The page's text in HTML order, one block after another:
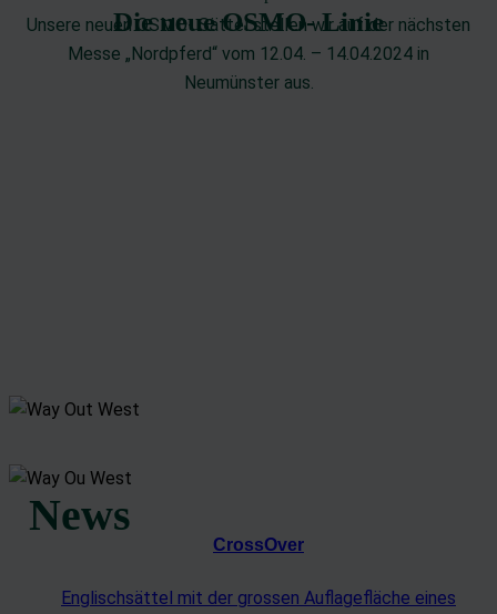
Die neue OSMO- Linie
Unsere neuen OSMO- Sättel stellen wir auf der nächsten
Messe „Nordpferd“ vom 12.04. – 14.04.2024 in
Neumünster aus.
News
CrossOver
Englischsättel mit der grossen Auflagefläche eines